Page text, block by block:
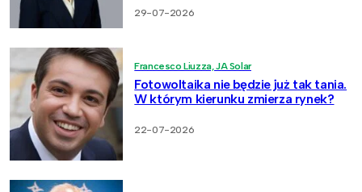
29-07-2026
Francesco Liuzza, JA Solar
Fotowoltaika nie będzie już tak tania.
W którym kierunku zmierza rynek?
22-07-2026